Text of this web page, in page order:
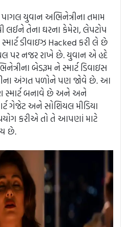
યુવાન અભિનેત્રીના તમામ
લઈને તેના ઘરના કેમેરા, લેપટોપ
ડીવાઇઝ Hacked કરી લે છે
પર નજર રાખે છે. યુવાન એ હદે
બેડરૂમ ને સ્માર્ટ ડિવાઇસ
અંગત પળોને પણ જોવે છે. આ
સ્માર્ટ બનાવે છે અને અને
ગેજેટ અને સોશિયલ મીડિયા
કરીએ તો તે આપણાં માટે
છે.